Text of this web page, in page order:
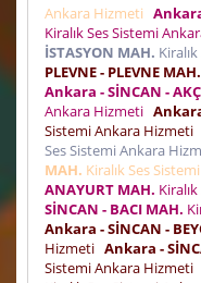
Ankara Hizmeti
Kiralık Ses Sistemi
İSTASYON MAH.
PLEVNE - PLEVNE MAH.
Ankara - SİNCAN -
Ankara Hizmeti
Sistemi Ankara Hizmeti
Ses Sistemi Ankara
MAH. Kiralık Ses
ANAYURT MAH.
SİNCAN - BACI MAH.
Ankara - SİNCAN -
Hizmeti Ankara -
Sistemi Ankara Hizmeti